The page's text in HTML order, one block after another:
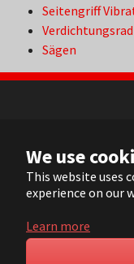
We use
This website uses
experience on our
Learn more
Seitengriff
Verdichtungsrad
Sägen
FR
EN
DE
© 2022 ARVI |Contact